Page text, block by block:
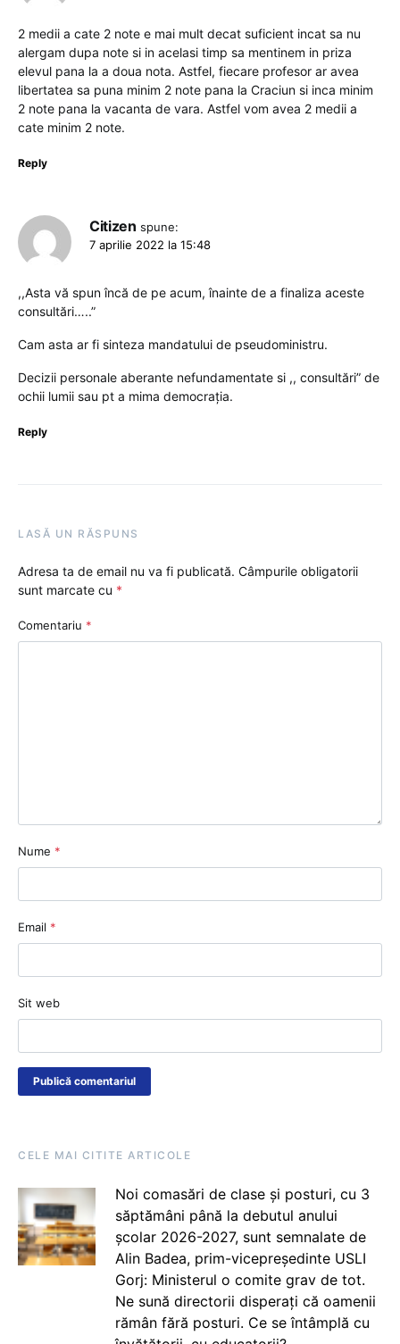
2 medii a cate 2 note e mai mult decat suficient incat sa nu
alergam dupa note si in acelasi timp sa mentinem in priza
elevul pana la a doua nota. Astfel, fiecare profesor ar avea
libertatea sa puna minim 2 note pana la Craciun si inca minim
2 note pana la vacanta de vara. Astfel vom avea 2 medii a
cate minim 2 note.
Reply
Citizen spune:
7 aprilie 2022 la 15:48
,,Asta vă spun încă de pe acum, înainte de a finaliza aceste
consultări…..”
Cam asta ar fi sinteza mandatului de pseudoministru.
Decizii personale aberante nefundamentate si ,, consultări” de
ochii lumii sau pt a mima democrația.
Reply
LASĂ UN RĂSPUNS
Adresa ta de email nu va fi publicată. Câmpurile obligatorii
sunt marcate cu *
Comentariu *
Nume *
Email *
Sit web
CELE MAI CITITE ARTICOLE
Noi comasări de clase și posturi, cu 3
săptămâni până la debutul anului
școlar 2026-2027, sunt semnalate de
Alin Badea, prim-vicepreședinte USLI
Gorj: Ministerul o comite grav de tot.
Ne sună directorii disperați că oamenii
rămân fără posturi. Ce se întâmplă cu